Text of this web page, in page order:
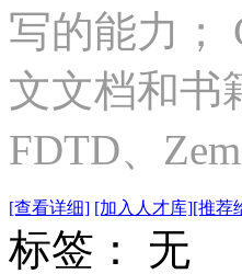
写的能力；
文文档和书
FDTD、
[查看详细] [加入人才库][推荐
标签： 无